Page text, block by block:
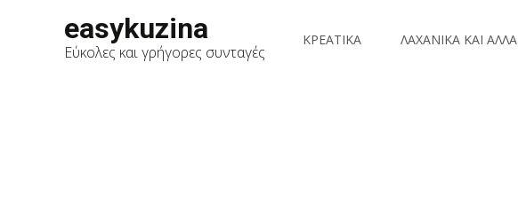
easykuzina
Εύκολες και γρήγορες συνταγές
ΚΡΕΑΤΙΚΑ ΛΑΧΑΝΙΚΑ ΚΑΙ ΑΛΛΑ